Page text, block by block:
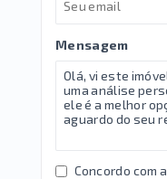
Mensagem
Concordo com a